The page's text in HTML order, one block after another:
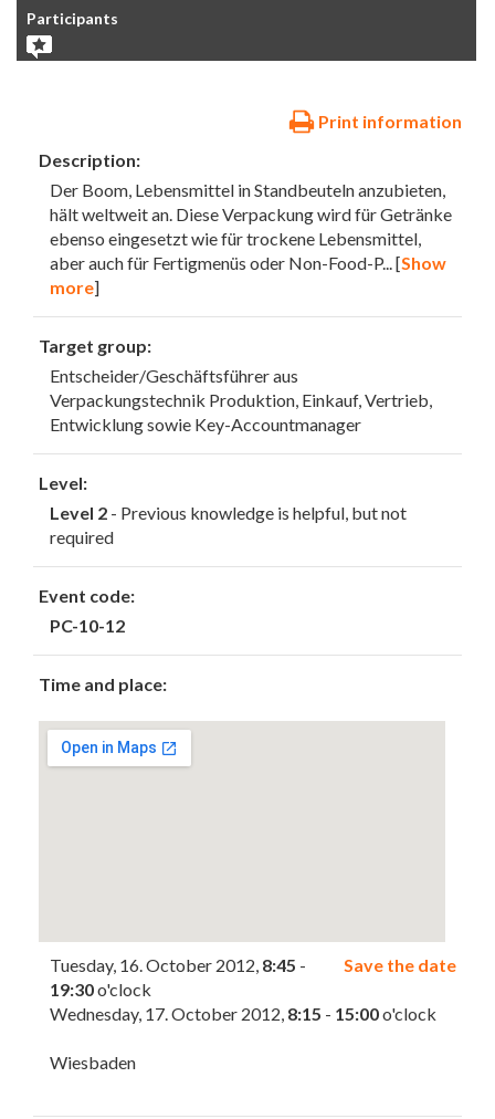
Participants
Print information
Description:
Der Boom, Lebensmittel in Standbeuteln anzubieten,
hält weltweit an. Diese Verpackung wird für Getränke
ebenso eingesetzt wie für trockene Lebensmittel,
aber auch für Fertigmenüs oder Non-Food-P... [Show
more]
Target group:
Entscheider/Geschäftsführer aus
Verpackungstechnik Produktion, Einkauf, Vertrieb,
Entwicklung sowie Key-Accountmanager
Level:
Level 2 - Previous knowledge is helpful, but not
required
Event code:
PC-10-12
Time and place:
Save the date
Tuesday, 16. October 2012, 8:45 -
19:30o'clock
Wednesday, 17. October 2012, 8:15 - 15:00o'clock
Wiesbaden